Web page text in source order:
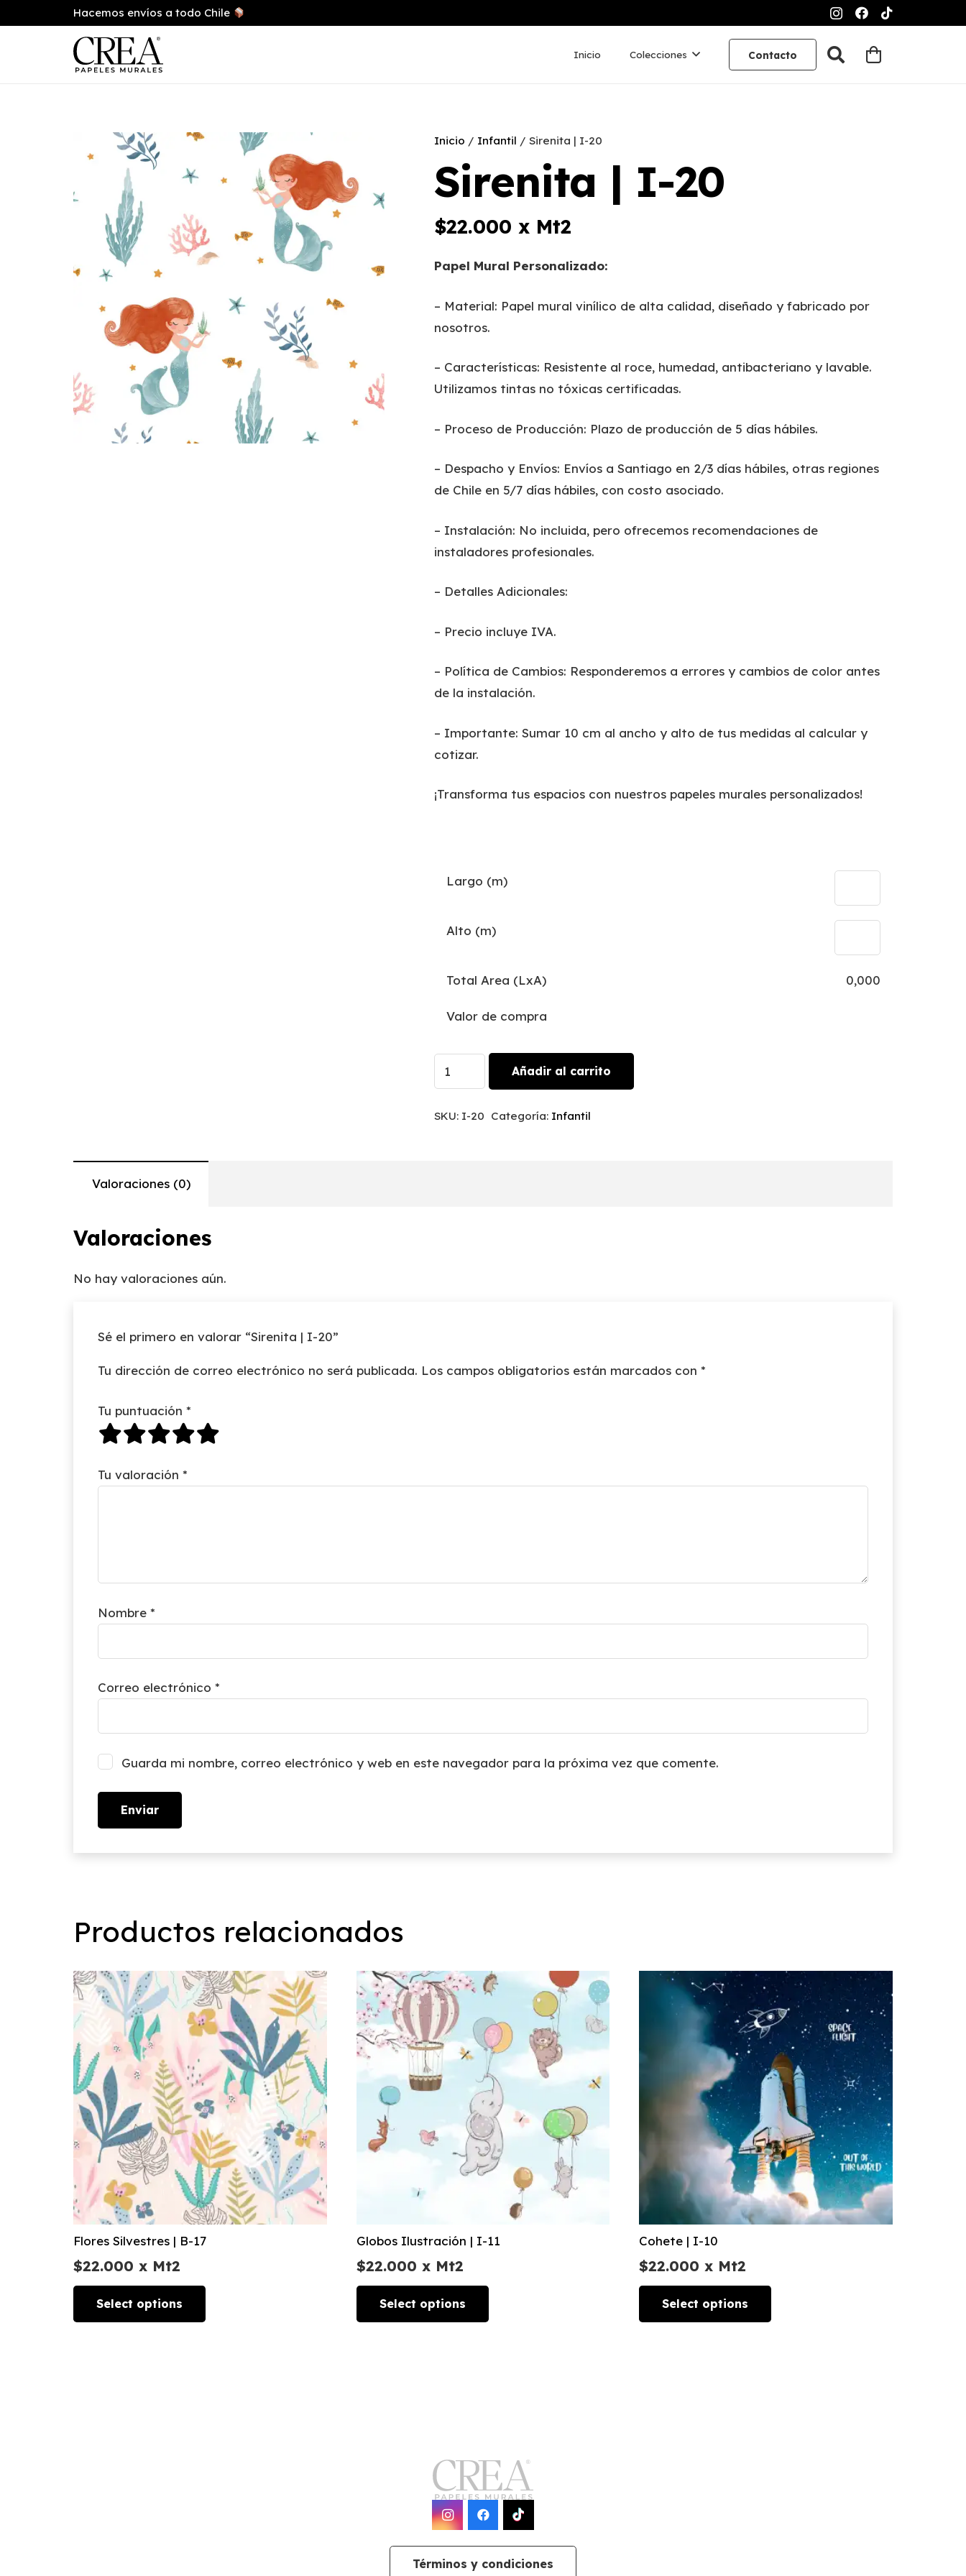
Hacemos envíos a todo Chile
Inicio Colecciones Contacto
Inicio / Infantil / Sirenita | I-20
Sirenita | I-20
$22.000 x Mt2
Papel Mural Personalizado:
– Material: Papel mural vinílico de alta calidad, diseñado y fabricado por
nosotros.
– Características: Resistente al roce, humedad, antibacteriano y lavable.
Utilizamos tintas no tóxicas certificadas.
– Proceso de Producción: Plazo de producción de 5 días hábiles.
– Despacho y Envíos: Envíos a Santiago en 2/3 días hábiles, otras regiones
de Chile en 5/7 días hábiles, con costo asociado.
– Instalación: No incluida, pero ofrecemos recomendaciones de
instaladores profesionales.
– Detalles Adicionales:
– Precio incluye IVA.
– Política de Cambios: Responderemos a errores y cambios de color antes
de la instalación.
– Importante: Sumar 10 cm al ancho y alto de tus medidas al calcular y
cotizar.
¡Transforma tus espacios con nuestros papeles murales personalizados!
Largo (m)
Alto (m)
Total Area (LxA) 0,000
Valor de compra
|
Añadir al carrito
SKU: I-20 Categoría: Infantil
Valoraciones (0)
Valoraciones
No hay valoraciones aún.
Sé el primero en valorar “Sirenita | I-20”
Tu dirección de correo electrónico no será publicada. Los campos obligatorios están marcados con *
Tu puntuación *
Tu valoración *
Nombre *
Correo electrónico *
Guarda mi nombre, correo electrónico y web en este navegador para la próxima vez que comente.
Productos relacionados
Flores Silvestres | B-17
$22.000 x Mt2
Select options
Globos Ilustración | I-11
$22.000 x Mt2
Select options
Cohete | I-10
$22.000 x Mt2
Select options
Términos y condiciones